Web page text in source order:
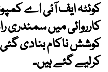
کوئٹہ ایف آئی اے
کارروائی میں سمندری
کرلیے گئے ہیں۔